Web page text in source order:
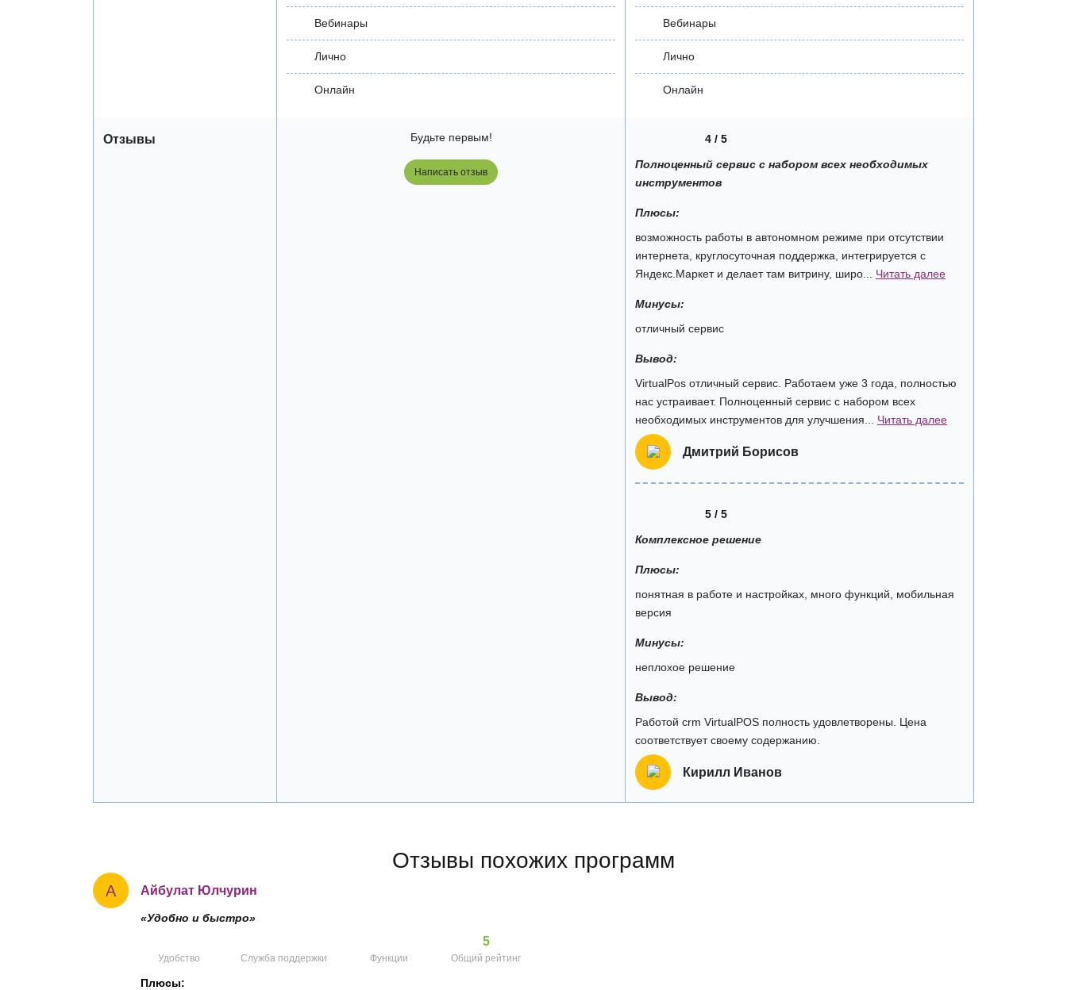
Вебинары
Лично
Онлайн
Вебинары
Лично
Онлайн
Отзывы Будьте первым!
Написать отзыв
4 / 5
Полноценный сервис с набором всех необходимых
инструментов
Плюсы:
возможность работы в автономном режиме при отсутствии
интернета, круглосуточная поддержка, интегрируется с
Яндекс.Маркет и делает там витрину, широ... Читать далее
Минусы:
отличный сервис
Вывод:
VirtualPos отличный сервис. Работаем уже 3 года, полностью
нас устраивает. Полноценный сервис с набором всех
необходимых инструментов для улучшения... Читать далее
Дмитрий Борисов
5 / 5
Комплексное решение
Плюсы:
понятная в работе и настройках, много функций, мобильная
версия
Минусы:
неплохое решение
Вывод:
Работой crm VirtualPOS полность удовлетворены. Цена
соответствует своему содержанию.
Кирилл Иванов
Отзывы похожих программ
А Айбулат Юлчурин
«Удобно и быстро»
Удобство Служба поддержки Функции
5
Общий рейтинг
Плюсы: